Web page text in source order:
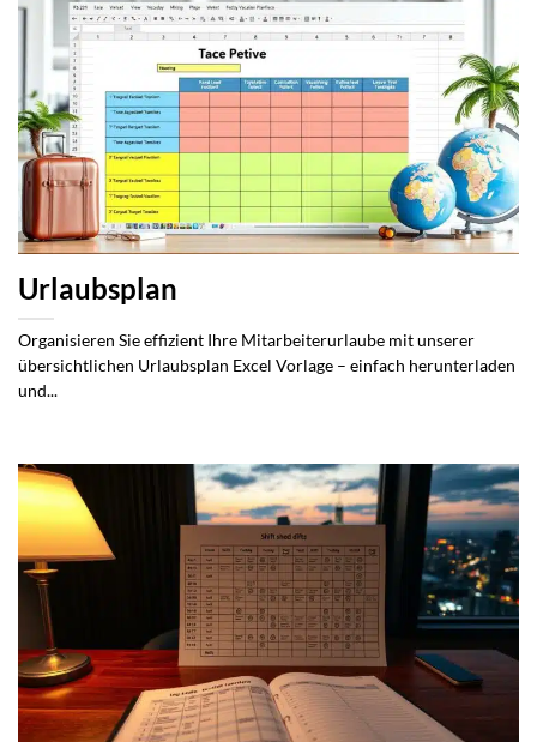
Urlaubsplan
Organisieren Sie effizient Ihre Mitarbeiterurlaube mit unserer
übersichtlichen Urlaubsplan Excel Vorlage – einfach herunterladen
und...